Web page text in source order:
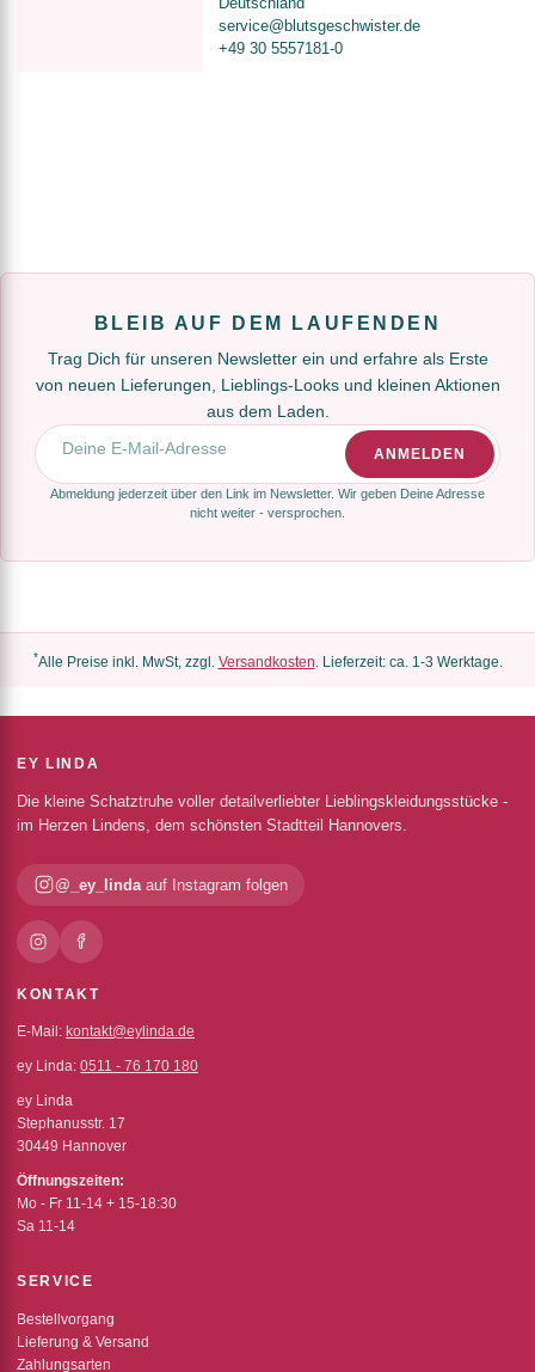
service@blutsgeschwister.de
+49 30 5557181-0
BLEIB AUF DEM LAUFENDEN
Trag Dich für unseren Newsletter ein und erfahre als Erste
von neuen Lieferungen, Lieblings-Looks und kleinen Aktionen
aus dem Laden.
E-Mail-Adresse
ANMELDEN
Abmeldung jederzeit über den Link im Newsletter. Wir geben Deine Adresse
nicht weiter - versprochen.
*Alle Preise inkl. MwSt, zzgl. Versandkosten. Lieferzeit: ca. 1-3 Werktage.
EY LINDA
Die kleine Schatztruhe voller detailverliebter Lieblingskleidungsstücke -
im Herzen Lindens, dem schönsten Stadtteil Hannovers.
@_ey_linda auf Instagram folgen
KONTAKT
E-Mail: kontakt@eylinda.de
ey Linda: 0511 - 76 170 180
ey Linda
Stephanusstr. 17
30449 Hannover
Öffnungszeiten:
Mo - Fr 11-14 + 15-18:30
Sa 11-14
SERVICE
Bestellvorgang
Lieferung & Versand
Zahlungsarten